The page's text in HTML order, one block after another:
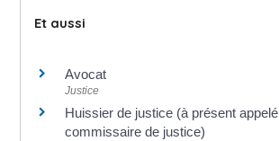
Et aussi
Avocat
Justice
Huissier de justice (à présent appelé
commissaire de justice)